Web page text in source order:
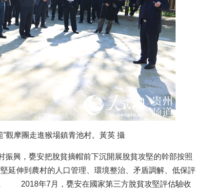
”觀摩團走進猴場鎮青池村。黃英 攝
興，甕安把脫貧摘帽前下沉開展脫貧攻堅的幹部按照
延伸到農村的人口管理、環境整治、矛盾調解、低保評
2018年7月，甕安在國家第三方脫貧攻堅評估驗收